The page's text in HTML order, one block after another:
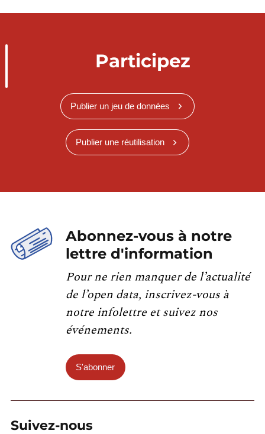
Participez
Publier un jeu de données
Publier une réutilisation
Abonnez-vous à notre
lettre d'information
Pour ne rien manquer de l’actualité
de l’open data, inscrivez-vous à
notre infolettre et suivez nos
événements.
S'abonner
Suivez-nous